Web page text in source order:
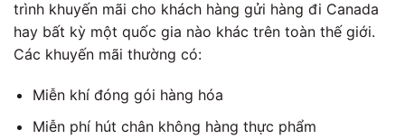
trình khuyến mãi cho khách hàng gửi hàng đi Canada
hay bất kỳ một quốc gia nào khác trên toàn thế giới.
Các khuyến mãi thường có:
Miễn khí đóng gói hàng hóa
Miễn phí hút chân không hàng thực phẩm